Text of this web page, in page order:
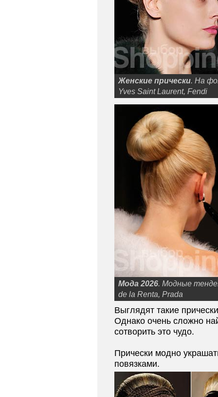
Женские прически. На
Yves Saint Laurent, Fendi
Мода 2026. Модные
de la Renta, Prada
Выглядят такие
Однако очень сложно
сотворить это чудо.
Прически модно
повязками.